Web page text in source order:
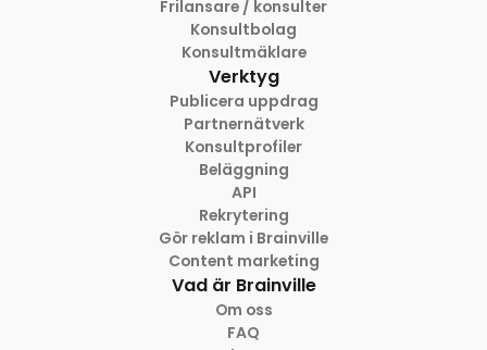
Frilansare / konsulter
Konsultbolag
Konsultmäklare
Verktyg
Publicera uppdrag
Partnernätverk
Konsultprofiler
Beläggning
API
Rekrytering
Gör reklam i Brainville
Content marketing
Vad är Brainville
Om oss
FAQ